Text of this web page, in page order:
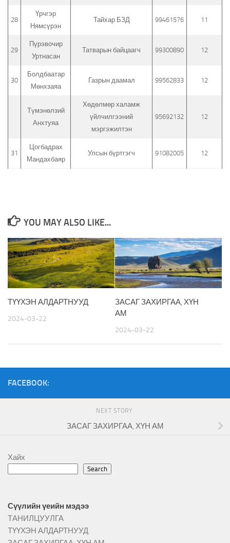
28
Үрчгэр
Нямсүрэн
Тайхар БЗД 99461576 11
29
Пүрэвочир
Уртнасан
Татварын байцаагч 99300890 12
30
Болдбаатар
Мөнхзаяа
Газрын даамал 99562833 12
Түмэнөлзий
Анхтуяа
Хөдөлмөр халамж
үйлчилгээний
мэргэжилтэн
95692132 12
31
Цогбадрах
Мандахбаяр
Улсын бүртгэгч 91082005 12
YOU MAY ALSO LIKE...
ТҮҮХЭН АЛДАРТНУУД
2024-03-22
ЗАСАГ ЗАХИРГАА, ХҮН
АМ
2024-03-22
FACEBOOK:
NEXT STORY
ЗАСАГ ЗАХИРГАА, ХҮН АМ
Хайх
Search
Сүүлийн үеийн мэдээ
ТАНИЛЦУУЛГА
ТҮҮХЭН АЛДАРТНУУД